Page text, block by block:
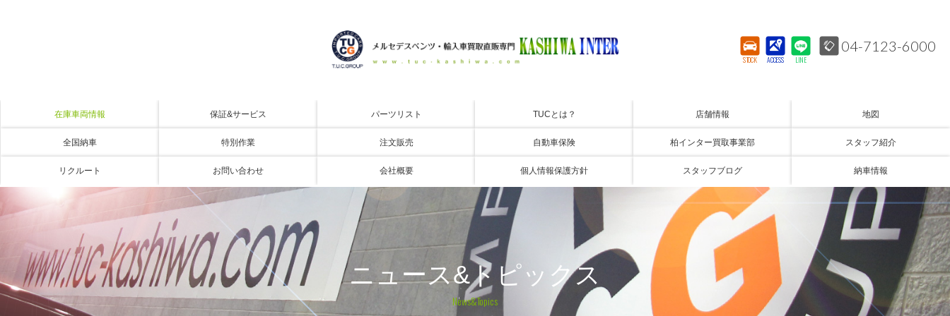
STOCK ACCESS LINE
04-7123-6000
在庫車両情報 保証&サービス パーツリスト TUCとは？ 店舗情報 地図
全国納車 特別作業 注文販売 自動車保険 柏インター買取事業部 スタッフ紹介
リクルート お問い合わせ 会社概要 個人情報保護方針 スタッフブログ 納車情報
ニュース&トピックス
News&Topics